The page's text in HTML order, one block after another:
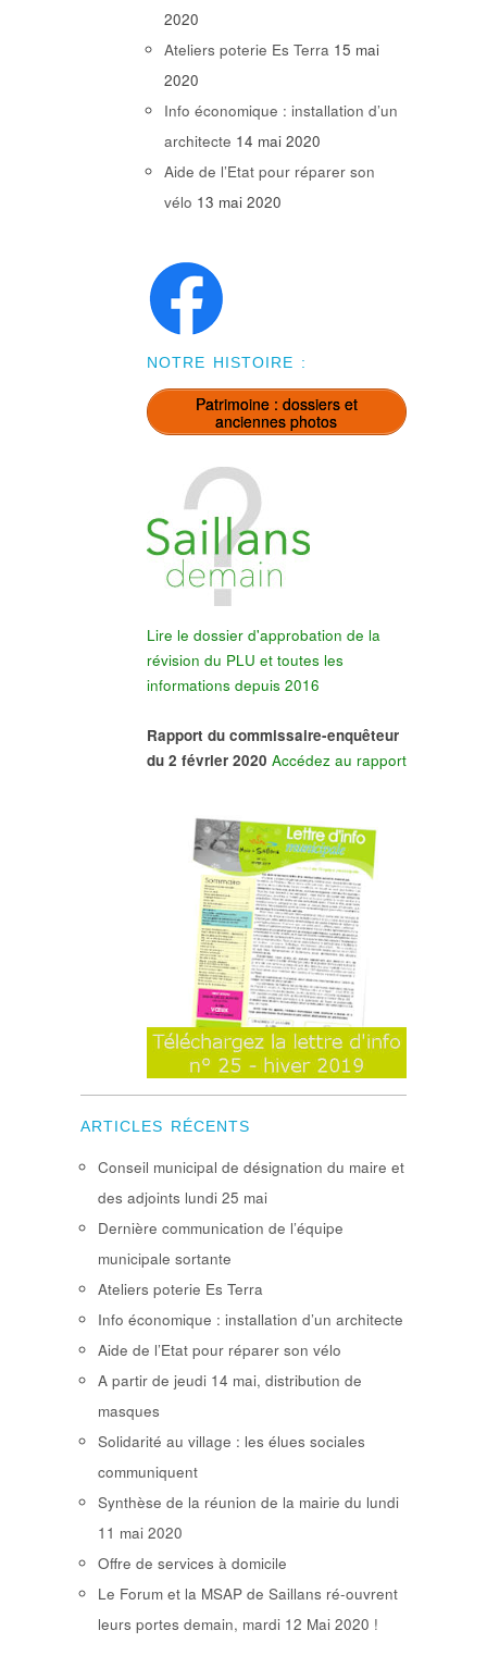
2020
Ateliers poterie Es Terra 15 mai
2020
Info économique : installation d’un
architecte 14 mai 2020
Aide de l’Etat pour réparer son
vélo 13 mai 2020
NOTRE HISTOIRE :
Patrimoine : dossiers et
anciennes photos
Lire le dossier d'approbation de la
révision du PLU et toutes les
informations depuis 2016
Rapport du commissaire-enquêteur
du 2 février 2020 Accédez au rapport
ARTICLES RÉCENTS
Conseil municipal de désignation du maire et
des adjoints lundi 25 mai
Dernière communication de l’équipe
municipale sortante
Ateliers poterie Es Terra
Info économique : installation d’un architecte
Aide de l’Etat pour réparer son vélo
A partir de jeudi 14 mai, distribution de
masques
Solidarité au village : les élues sociales
communiquent
Synthèse de la réunion de la mairie du lundi
11 mai 2020
Offre de services à domicile
Le Forum et la MSAP de Saillans ré-ouvrent
leurs portes demain, mardi 12 Mai 2020 !